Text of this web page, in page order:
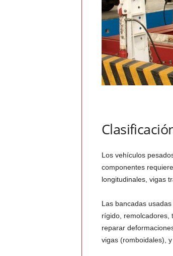
Los vehículos
componentes
longitudinales, vigas
Las bancadas
rígido, remolcadores,
reparar
vigas (romboidales),